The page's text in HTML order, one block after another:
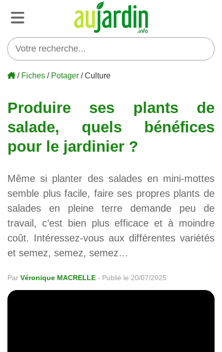
/ Fiches / Potager / Culture
Produire ses plants de
salade, quels bénéfices
pour le jardinier ?
Même si planter des salades en mini-mottes
semble plus facile, faire ses propres plants de
salades en pleine terre demande peu de
travail, c’est bien plus efficace et à moindre
coût. Intéressez-vous aux différentes variétés
et semez, semez, semez…
Par Véronique MACRELLE - Publié le 20/07/2025